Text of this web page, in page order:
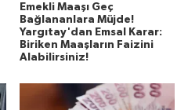
Emekli Maaşı Geç
Bağlananlara Müjde!
Yargıtay'dan Emsal Karar:
Biriken Maaşların Faizini
Alabilirsiniz!